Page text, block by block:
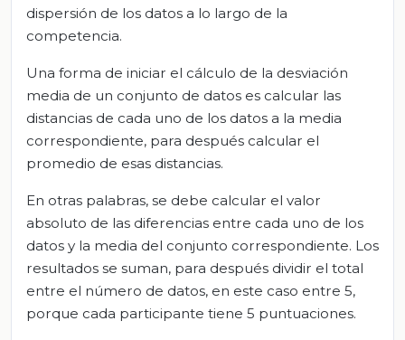
dispersión de los datos a lo largo de la
competencia.
Una forma de iniciar el cálculo de la desviación
media de un conjunto de datos es calcular las
distancias de cada uno de los datos a la media
correspondiente, para después calcular el
promedio de esas distancias.
En otras palabras, se debe calcular el valor
absoluto de las diferencias entre cada uno de los
datos y la media del conjunto correspondiente. Los
resultados se suman, para después dividir el total
entre el número de datos, en este caso entre 5,
porque cada participante tiene 5 puntuaciones.